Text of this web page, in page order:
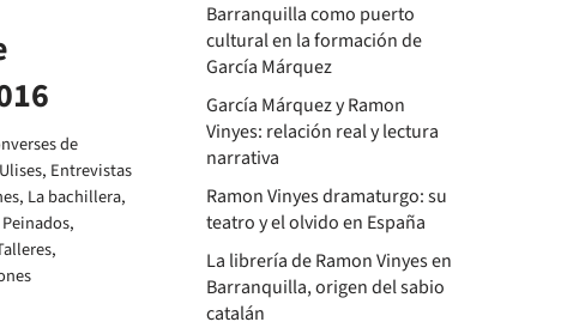
de
, Entrevistas
, La bachillera,
Peinados,
Barranquilla como puerto
cultural en la formación de
García Márquez
García Márquez y Ramon
Vinyes: relación real y lectura
narrativa
Ramon Vinyes dramaturgo: su
teatro y el olvido en España
La librería de Ramon Vinyes en
Barranquilla, origen del sabio
catalán